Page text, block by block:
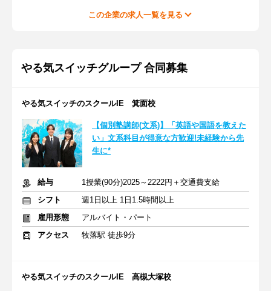
この企業の求人一覧を見る
やる気スイッチグループ 合同募集
やる気スイッチのスクールIE 箕面校
【個別塾講師(文系)】「英語や国語を教えた
い」文系科目が得意な方歓迎!未経験から先
生に*
給与
1授業(90分)2025～2222円＋交通費支給
シフト
週1日以上 1日1.5時間以上
雇用形態
アルバイト・パート
アクセス
牧落駅 徒歩9分
やる気スイッチのスクールIE 高槻大塚校